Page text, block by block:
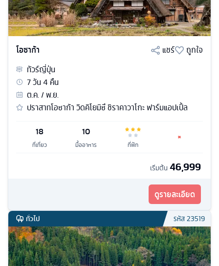
โอซาก้า แชร์
ถูกใจ
ทัวร์ญี่ปุ่น
7วัน4 คืน
ต.ค. / พ.ย.
ปราสาทโอซาก้า วิดคิโยมิซึ ชิราคาวาโกะ ฟาร์มแอปเปิ้ล
18
ที่เที่ยว
10
มื้ออาหาร ที่พัก
เริ่มต้น 46,999
ดูรายละเอียด
ทั่วไป รหัส23519